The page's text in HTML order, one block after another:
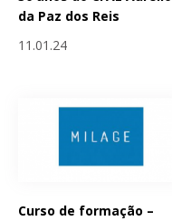
da Paz dos Reis
11.01.24
Curso de formação –